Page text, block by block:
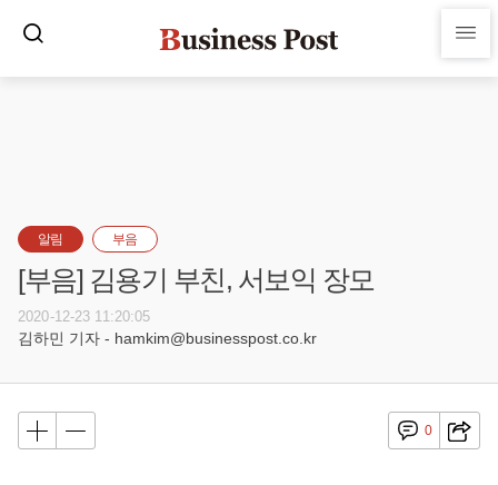
알림 부음
[부음] 김용기 부친, 서보익 장모
2020-12-23 11:20:05
김하민 기자 - hamkim@businesspost.co.kr
0